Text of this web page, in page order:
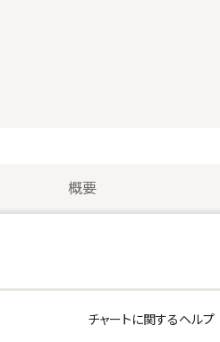
概要
チャートに関するヘルプ